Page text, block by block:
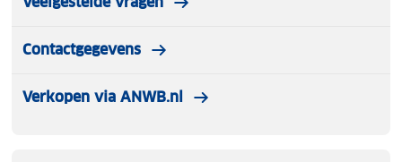
Contactgegevens
Verkopen via ANWB.nl